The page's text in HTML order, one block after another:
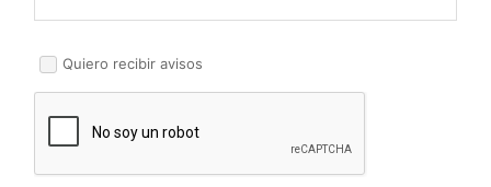
Quiero recibir avisos